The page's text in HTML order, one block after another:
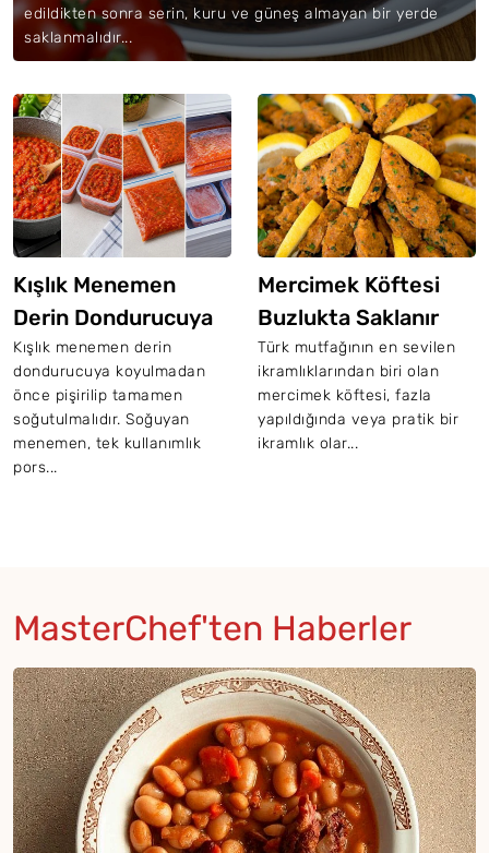
edildikten sonra serin, kuru ve güneş almayan bir yerde
saklanmalıdır...
Kışlık Menemen
Derin Dondurucuya
Nasıl Konur?
Kışlık menemen derin
dondurucuya koyulmadan
önce pişirilip tamamen
soğutulmalıdır. Soğuyan
menemen, tek kullanımlık
pors...
Mercimek Köftesi
Buzlukta Saklanır
Mı?
Türk mutfağının en sevilen
ikramlıklarından biri olan
mercimek köftesi, fazla
yapıldığında veya pratik bir
ikramlık olar...
MasterChef'ten Haberler